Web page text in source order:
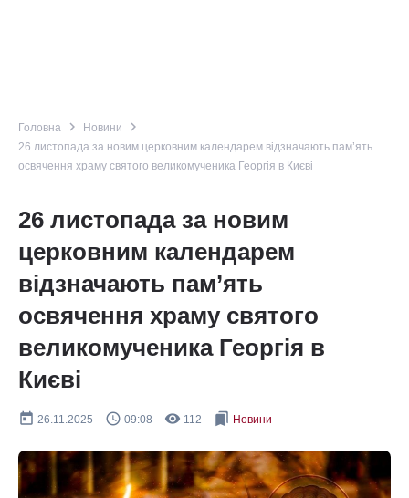
Головна navigate_next Новини navigate_next
26 листопада за новим церковним календарем відзначають пам’ять
освячення храму святого великомученика Георгія в Києві
26 листопада за новим
церковним календарем
відзначають пам’ять
освячення храму святого
великомученика Георгія в
Києві
today 26.11.2025 query_builder 09:08 remove_red_eye 112 bookmarks Новини